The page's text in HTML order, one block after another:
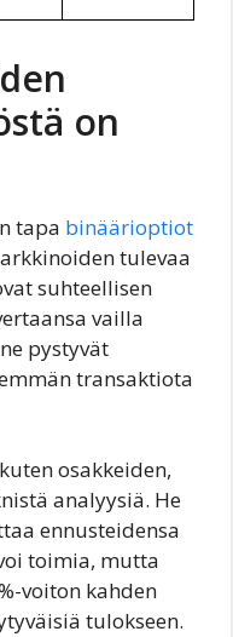
on
tapa binäärioptiot
tulevaa
suhteellisen
vailla
pystyvät
transaktiota
osakkeiden,
analyysiä. He
ennusteidensa
toimia, mutta
voiton kahden
tulokseen.